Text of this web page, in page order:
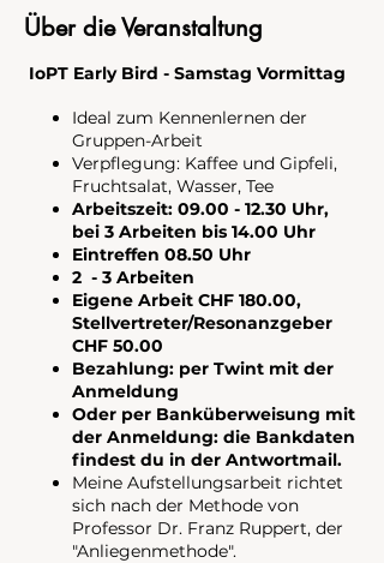
Über die Veranstaltung
IoPT Early Bird - Samstag Vormittag
Ideal zum Kennenlernen der
Gruppen-Arbeit
Verpflegung: Kaffee und Gipfeli,
Fruchtsalat, Wasser, Tee
Arbeitszeit: 09.00 - 12.30 Uhr,
bei 3 Arbeiten bis 14.00 Uhr
Eintreffen 08.50 Uhr
2 - 3 Arbeiten
Eigene Arbeit CHF 180.00,
Stellvertreter/Resonanzgeber
CHF 50.00
Bezahlung: per Twint mit der
Anmeldung
Oder per Banküberweisung mit
der Anmeldung: die Bankdaten
findest du in der Antwortmail.
Meine Aufstellungsarbeit richtet
sich nach der Methode von
Professor Dr. Franz Ruppert, der
"Anliegenmethode".